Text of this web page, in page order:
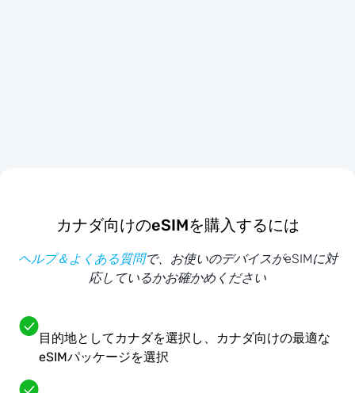
カナダ向けのeSIMを購入するには
ヘルプ＆よくある質問で、お使いのデバイスがeSIMに対
応しているかお確かめください
目的地としてカナダを選択し、カナダ向けの最適な
eSIMパッケージを選択